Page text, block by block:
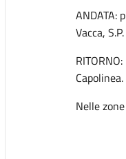
ANDATA:
Vacca,
Capolinea.
Nelle